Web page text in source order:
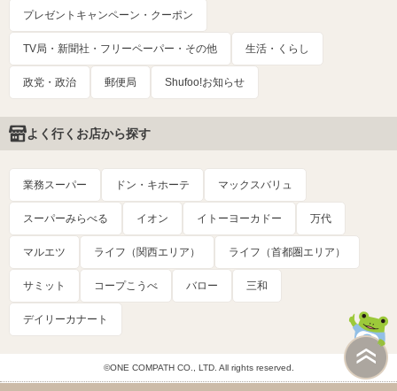
プレゼントキャンペーン・クーポン
TV局・新聞社・フリーペーパー・その他 生活・くらし
政党・政治 郵便局 Shufoo!お知らせ
よく行くお店から探す
業務スーパー ドン・キホーテ マックスバリュ
スーパーみらべる イオン イトーヨーカドー 万代
マルエツ ライフ（関西エリア） ライフ（首都圏エリア）
サミット コープこうべ バロー 三和
デイリーカナート
©ONE COMPATH CO., LTD. All rights reserved.